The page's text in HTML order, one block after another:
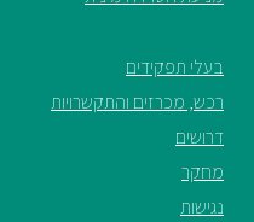
בעלי תפקידים
רכש, מכרזים והתקשרויות
דרושים
מחקר
נגישות